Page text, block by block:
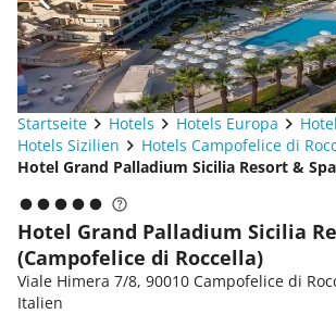
Startseite Hotels Hotels Europa
Hotels Sizilien
Hotels Campofelice di
Hotel Grand Palladium Sicilia Resort & Spa
Hotel Grand Palladium Sicilia
(Campofelice di Roccella)
Viale Himera 7/8, 90010 Campofelice di
Italien